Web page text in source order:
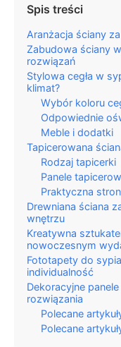
Spis treści
Aranżacja ściany
Zabudowa ściany
rozwiązań
Stylowa cegła w
klimat?
Wybór koloru
Odpowiednie
Meble i dodatki
Tapicerowana
Rodzaj tapicerki
Panele
Praktyczna
Drewniana ściana
wnętrzu
Kreatywna
nowoczesnym
Fototapety do
individualność
Dekoracyjne
rozwiązania
Polecane
Polecane